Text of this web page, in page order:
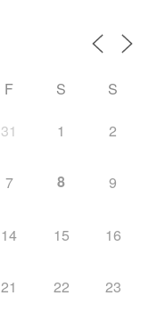
F S S
31 1 2
7 8 9
14 15 16
21 22 23